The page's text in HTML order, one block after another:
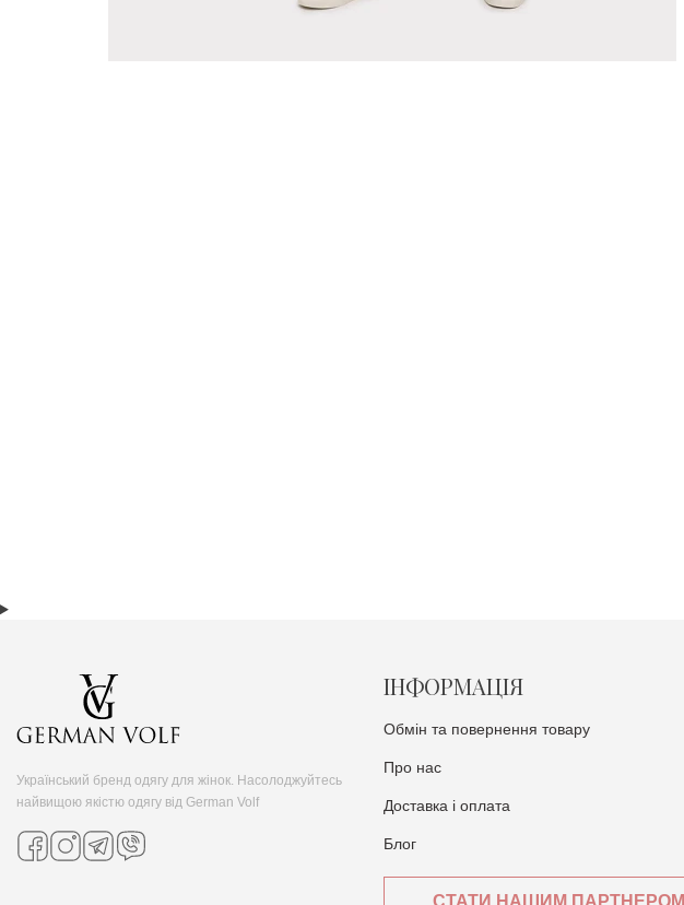
Український бренд одягу для жінок. Насолоджуйтесь
найвищою якістю одягу від German Volf
ІНФОРМАЦІЯ
Обмін та повернення товару
Про нас
Доставка i оплата
Блог